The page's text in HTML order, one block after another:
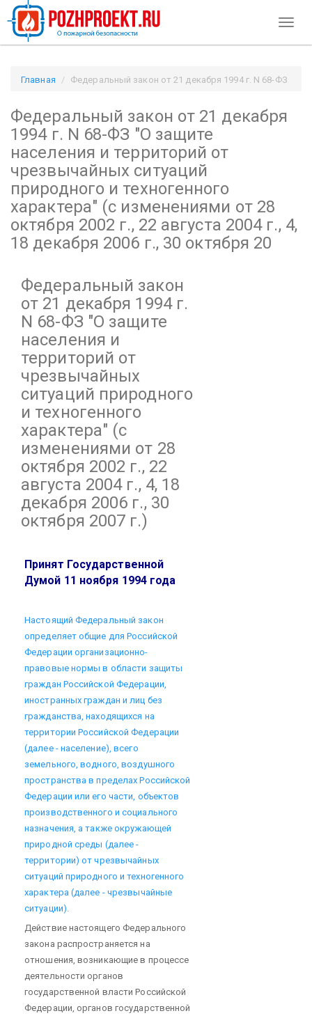
Главная
Федеральный закон от 21 декабря 1994 г. N 68-ФЗ
ситуаций природного и техногенного характера"
(с изменениями от 28 октября 2002 г., 22 августа 2004 г., 4, 18
декабря 2006 г., 30 октября 20 / Pozhproekt.ru
Федеральный закон от 21 декабря
1994 г. N 68-ФЗ "О защите
населения и территорий от
чрезвычайных ситуаций
природного и техногенного
характера" (с изменениями от 28
октября 2002 г., 22 августа 2004 г., 4,
18 декабря 2006 г., 30 октября 20
Федеральный закон
от 21 декабря 1994 г.
N 68-ФЗ "О защите
населения и
территорий от
чрезвычайных
ситуаций природного
и техногенного
характера" (с
изменениями от 28
октября 2002 г., 22
августа 2004 г., 4, 18
декабря 2006 г., 30
октября 2007 г.)
Принят Государственной
Думой 11 ноября 1994 года
Настоящий Федеральный закон
определяет общие для Российской
Федерации организационно-
правовые нормы в области защиты
граждан Российской Федерации,
иностранных граждан и лиц без
гражданства, находящихся на
территории Российской Федерации
(далее - население), всего
земельного, водного, воздушного
пространства в пределах Российской
Федерации или его части, объектов
производственного и социального
назначения, а также окружающей
природной среды (далее -
территории) от чрезвычайных
ситуаций природного и техногенного
характера (далее - чрезвычайные
ситуации).
Действие настоящего Федерального
закона распространяется на
отношения, возникающие в процессе
деятельности органов
государственной власти Российской
Федерации, органов государственной